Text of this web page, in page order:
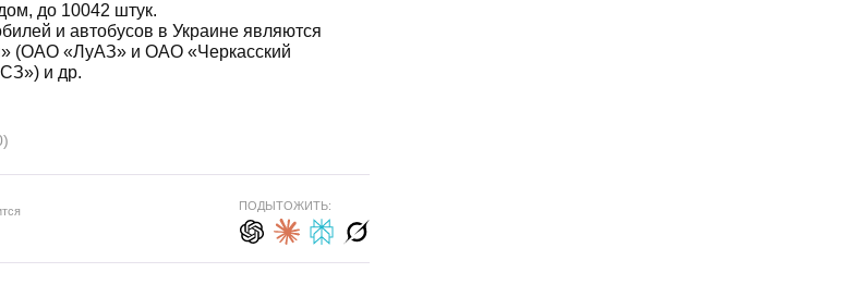
до 10042 штук.
и автобусов в Украине являются
(ОАО «ЛуАЗ» и ОАО «Черкасский
и др.
ПОДЫТОЖИТЬ: